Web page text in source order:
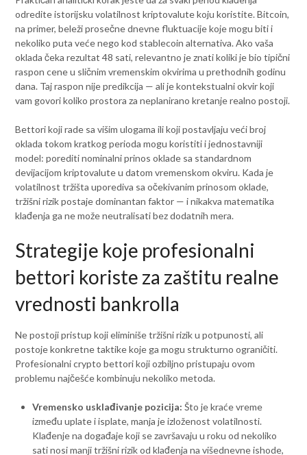
odredite istorijsku volatilnost kriptovalute koju koristite. Bitcoin,
na primer, beleži prosečne dnevne fluktuacije koje mogu biti i
nekoliko puta veće nego kod stablecoin alternativa. Ako vaša
oklada čeka rezultat 48 sati, relevantno je znati koliki je bio tipični
raspon cene u sličnim vremenskim okvirima u prethodnih godinu
dana. Taj raspon nije predikcija — ali je kontekstualni okvir koji
vam govori koliko prostora za neplanirano kretanje realno postoji.
Bettori koji rade sa višim ulogama ili koji postavljaju veći broj
oklada tokom kratkog perioda mogu koristiti i jednostavniji
model: porediti nominalni prinos oklade sa standardnom
devijacijom kriptovalute u datom vremenskom okviru. Kada je
volatilnost tržišta uporediva sa očekivanim prinosom oklade,
tržišni rizik postaje dominantan faktor — i nikakva matematika
klađenja ga ne može neutralisati bez dodatnih mera.
Strategije koje profesionalni
bettori koriste za zaštitu realne
vrednosti bankrolla
Ne postoji pristup koji eliminiše tržišni rizik u potpunosti, ali
postoje konkretne taktike koje ga mogu strukturno ograničiti.
Profesionalni crypto bettori koji ozbiljno pristupaju ovom
problemu najčešće kombinuju nekoliko metoda.
Vremensko usklađivanje pozicija: Što je kraće vreme
između uplate i isplate, manja je izloženost volatilnosti.
Klađenje na događaje koji se završavaju u roku od nekoliko
sati nosi manji tržišni rizik od klađenja na višednevne ishode,